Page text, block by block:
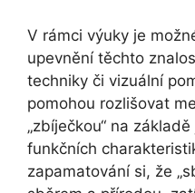
V rámci výuky je
upevnění těchto
techniky či vizuální
pomohou rozlišovat
„zbíječkou“ na
funkčních
zapamatování si, že